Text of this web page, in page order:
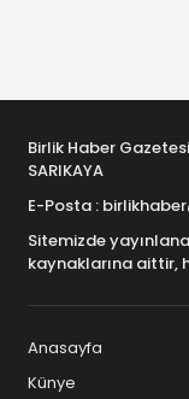
Birlik Haber
SARIKAYA
E-Posta :
Sitemizde
kaynaklarına aittir,
Anasayfa
Künye